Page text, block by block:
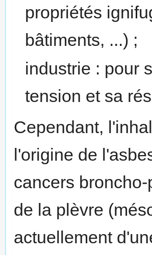
propriétés
bâtiments, ...) ;
industrie : pour
tension et sa
Cependant,
l'origine de
cancers
de la plèvre
actuellement